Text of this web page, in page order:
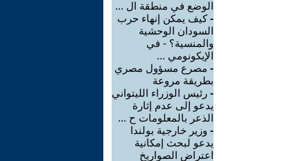
الوضع في منطقة ال ...
-كيف يمكن إنهاء حرب
السودان الوحشية
والمنسية؟ - في
الإيكونومي ...
- مصرع مسؤول مصري
بطريقة مروعة
- رئيس الوزراء الليتواني
يدعو إلى عدم إثارة
الذعر بالمعلومات ح ...
- وزير خارجية بولندا
يدعو لبحث إمكانية
اعتراض الصواريخ